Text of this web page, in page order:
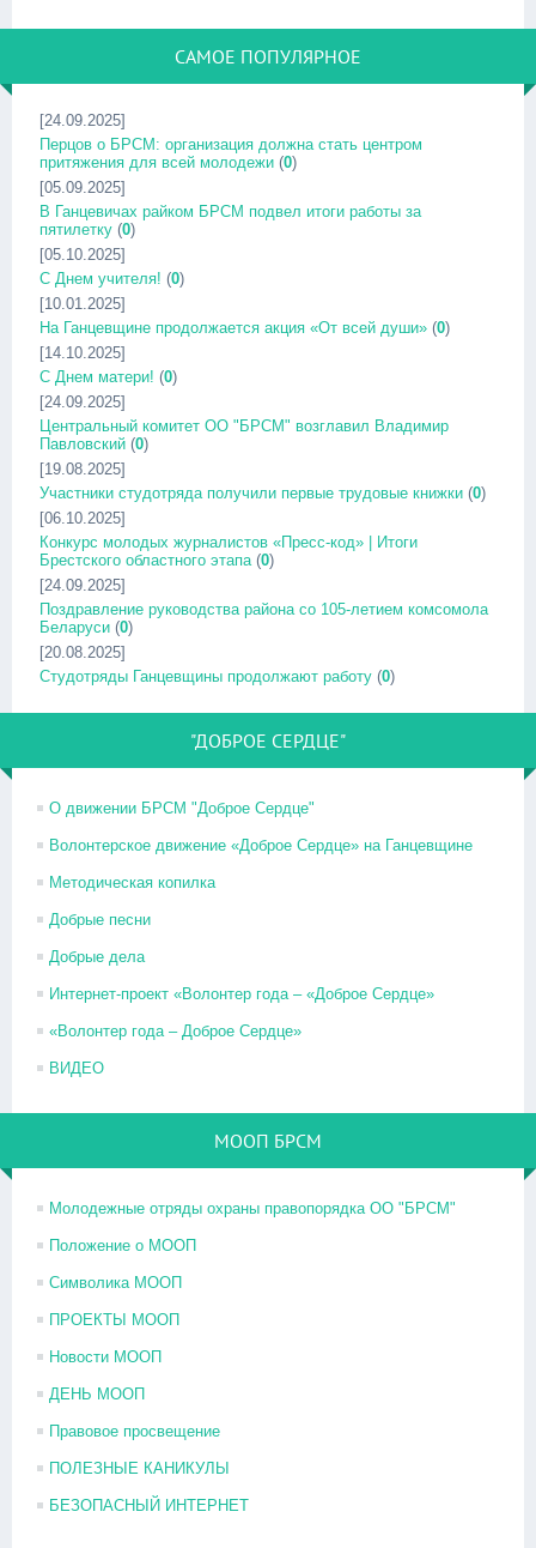
САМОЕ ПОПУЛЯРНОЕ
[24.09.2025]
Перцов о БРСМ: организация должна стать центром
притяжения для всей молодежи (0)
[05.09.2025]
В Ганцевичах райком БРСМ подвел итоги работы за
пятилетку (0)
[05.10.2025]
С Днем учителя! (0)
[10.01.2025]
На Ганцевщине продолжается акция «От всей души» (0)
[14.10.2025]
С Днем матери! (0)
[24.09.2025]
Центральный комитет ОО "БРСМ" возглавил Владимир
Павловский (0)
[19.08.2025]
Участники студотряда получили первые трудовые книжки (0)
[06.10.2025]
Конкурс молодых журналистов «Пресс-код» | Итоги
Брестского областного этапа (0)
[24.09.2025]
Поздравление руководства района со 105-летием комсомола
Беларуси (0)
[20.08.2025]
Студотряды Ганцевщины продолжают работу (0)
"ДОБРОЕ СЕРДЦЕ"
О движении БРСМ "Доброе Сердце"
Волонтерское движение «Доброе Сердце» на Ганцевщине
Методическая копилка
Добрые песни
Добрые дела
Интернет-проект «Волонтер года – «Доброе Сердце»
«Волонтер года – Доброе Сердце»
ВИДЕО
МООП БРСМ
Молодежные отряды охраны правопорядка ОО "БРСМ"
Положение о МООП
Символика МООП
ПРОЕКТЫ МООП
Новости МООП
ДЕНЬ МООП
Правовое просвещение
ПОЛЕЗНЫЕ КАНИКУЛЫ
БЕЗОПАСНЫЙ ИНТЕРНЕТ